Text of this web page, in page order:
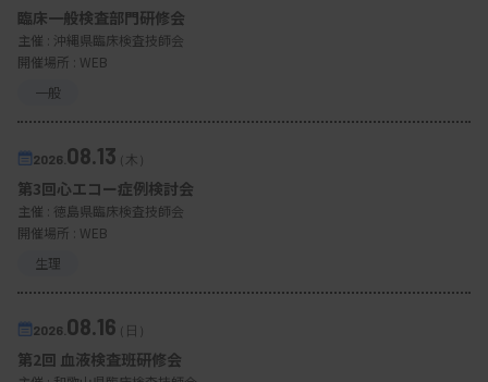
臨床一般検査部門研修会
主催 : 沖縄県臨床検査技師会
開催場所 : WEB
一般
2026. 08.13（木）
第3回心エコー症例検討会
主催 : 徳島県臨床検査技師会
開催場所 : WEB
生理
2026. 08.16（日）
第2回 血液検査班研修会